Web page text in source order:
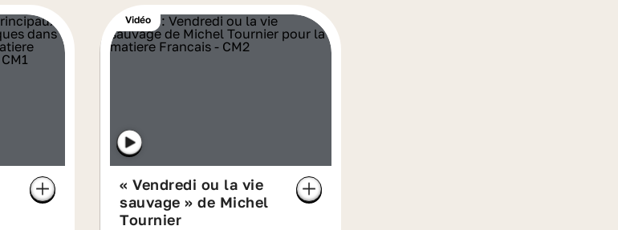
Vidéo
« Vendredi ou la vie
sauvage » de Michel
Tournier